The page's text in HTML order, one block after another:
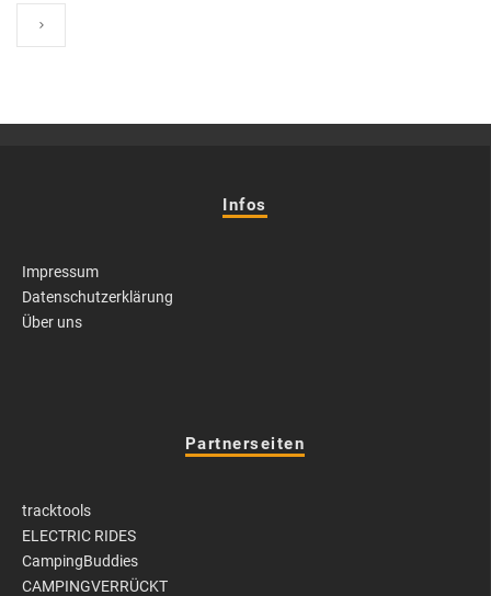
Infos
Impressum
Datenschutzerklärung
Über uns
Partnerseiten
tracktools
ELECTRIC RIDES
CampingBuddies
CAMPINGVERRÜCKT